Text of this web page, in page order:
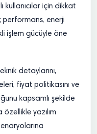
kullanıcılar için dikkat
performans, enerji
işlem gücüyle öne
detaylarını,
fiyat politikasını ve
kapsamlı şekilde
özellikle yazılım